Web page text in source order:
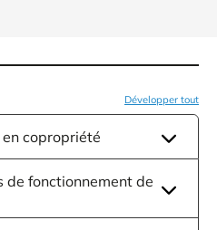
Développer tout
copropriété
de fonctionnement de